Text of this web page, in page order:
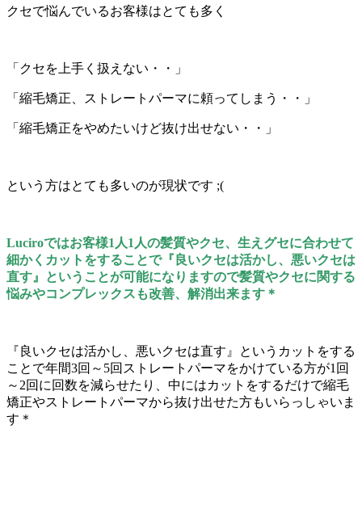
クセで悩んでいるお客様はとても多く
「クセを上手く扱えない・・」
「縮毛矯正、ストレートパーマに頼ってしまう・・」
「縮毛矯正をやめたいけど抜け出せない・・」
という方はとても多いのが現状です ;(
Luciroではお客様1人1人の髪質やクセ、生えグセに合わせて
細かくカットをすることで『良いクセは活かし、悪いクセは
直す』ということが可能になりますので髪質やクセに関する
悩みやコンプレックスも改善、解消出来ます＊
『良いクセは活かし、悪いクセは直す』というカットをする
ことで年間3回～5回ストレートパーマをかけている方が1回
～2回に回数を減らせたり、中にはカットをするだけで縮毛
矯正やストレートパーマから抜け出せた方もいらっしゃいま
す＊